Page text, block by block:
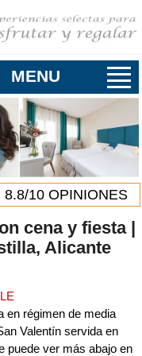
MENU
8.8/10 OPINIONES
cena y fiesta |
Alicante
en régimen de media
Valentín servida en
puede ver más abajo en